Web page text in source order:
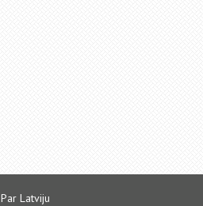
Par Latviju